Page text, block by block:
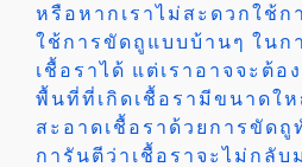
หรือหากเราไม่สะดวกใช้
ใช้การขัดถูแบบบ้านๆ ในก
เชื้อราได้ แต่เราอาจจะต้
พื้นที่ที่เกิดเชื้อรามีขนาดใ
สะอาดเชื้อราด้วยการขัด
การันตีว่าเชื้อราจะไม่กลับ